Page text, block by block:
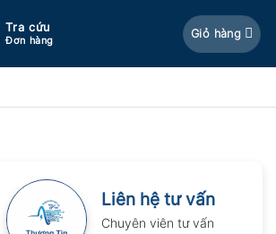
Tra cứu
Đơn hàng
Giỏ hàng
Liên hệ tư vấn
Chuyên viên tư vấn